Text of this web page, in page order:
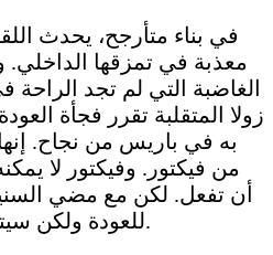
في بناء متأرجح، يحدث
معذبة في تمزقها الداخلي.
الغاضبة التي لم تجد
زولا المتقلبة تقرر فجأة
به في باريس من نجاح.
من فيكتور. وفيكتور لا
أن تفعل. لكن مع مضي
للعودة ولكن سيتعين عليه أن يدفع الثمن.